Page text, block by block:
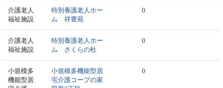
介護老人
福祉施設
特別養護老人ホー
ム 祥豊苑
0
介護老人
福祉施設
特別養護老人ホー
ム さくらの杜
0
小規模多
機能型居
小規模多機能型居
宅介護コープの家
0